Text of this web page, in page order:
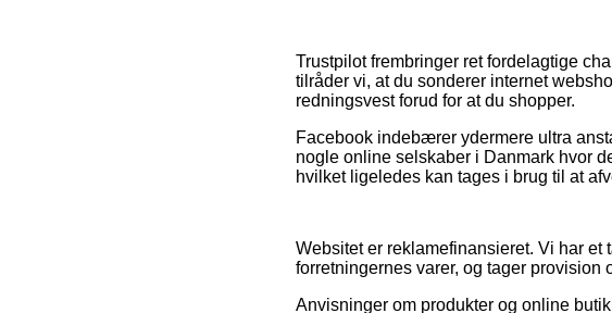
Trustpilot frembringer ret fordelagtige
tilråder vi, at du sonderer internet
redningsvest forud for at du shopper.
Facebook indebærer ydermere ultra
nogle online selskaber i Danmark hvor
hvilket ligeledes kan tages i brug til at
Websitet er reklamefinansieret. Vi har
forretningernes varer, og tager
Anvisninger om produkter og online